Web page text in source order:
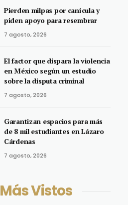
Pierden milpas por canícula y
piden apoyo para resembrar
7 agosto, 2026
El factor que dispara la violencia
en México según un estudio
sobre la disputa criminal
7 agosto, 2026
Garantizan espacios para más
de 8 mil estudiantes en Lázaro
Cárdenas
7 agosto, 2026
Más Vistos